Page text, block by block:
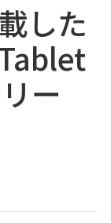
i
o
した
ー